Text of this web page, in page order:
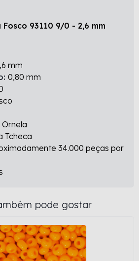
93110 9/0 - 2,6 mm
mm
0,80 mm
Ornela
Tcheca
34.000 peças por
pode gostar